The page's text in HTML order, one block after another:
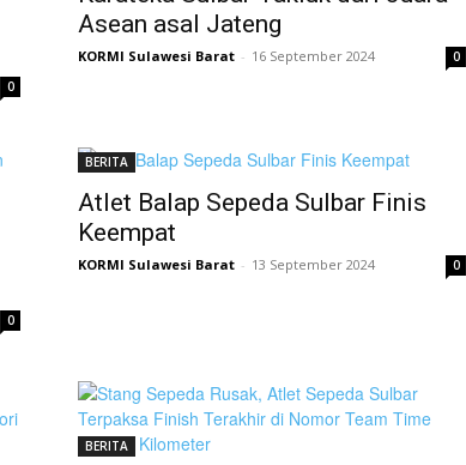
0
Asean asal Jateng
KORMI Sulawesi Barat - 16 September 2024 0
0
BERITA
Atlet Balap Sepeda Sulbar Finis
Keempat
KORMI Sulawesi Barat - 13 September 2024 0
BERITA